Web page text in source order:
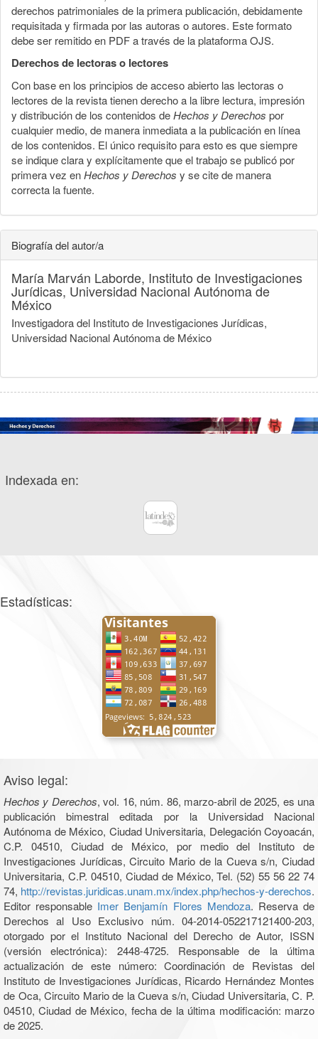
derechos patrimoniales de la primera publicación, debidamente
requisitada y firmada por las autoras o autores. Este formato
debe ser remitido en PDF a través de la plataforma OJS.
Derechos de lectoras o lectores
Con base en los principios de acceso abierto las lectoras o
lectores de la revista tienen derecho a la libre lectura, impresión
y distribución de los contenidos deHechos y Derechos por
cualquier medio, de manera inmediata a la publicación en línea
de los contenidos. El único requisito para esto es que siempre
se indique clara y explícitamente que el trabajo se publicó por
primera vez enHechos y Derechos y se cite de manera
correcta la fuente.
Biografía del autor/a
María Marván Laborde, Instituto de Investigaciones
Jurídicas, Universidad Nacional Autónoma de
México
Investigadora del Instituto de Investigaciones Jurídicas,
Universidad Nacional Autónoma de México
Indexada en:
Estadísticas:
Aviso legal:
Hechos y Derechos, vol. 16, núm. 86, marzo-abril de 2025, es una
publicación bimestral editada por la Universidad Nacional
Autónoma de México, Ciudad Universitaria, Delegación Coyoacán,
C.P. 04510, Ciudad de México, por medio del Instituto de
Investigaciones Jurídicas, Circuito Mario de la Cueva s/n, Ciudad
Universitaria, C.P. 04510, Ciudad de México, Tel. (52) 55 56 22 74
74, http://revistas.juridicas.unam.mx/index.php/hechos-y-derechos.
Editor responsable Imer Benjamín Flores Mendoza. Reserva de
Derechos al Uso Exclusivo núm. 04-2014-052217121400-203,
otorgado por el Instituto Nacional del Derecho de Autor, ISSN
(versión electrónica): 2448-4725. Responsable de la última
actualización de este número: Coordinación de Revistas del
Instituto de Investigaciones Jurídicas, Ricardo Hernández Montes
de Oca, Circuito Mario de la Cueva s/n, Ciudad Universitaria, C. P.
04510, Ciudad de México, fecha de la última modificación: marzo
de 2025.